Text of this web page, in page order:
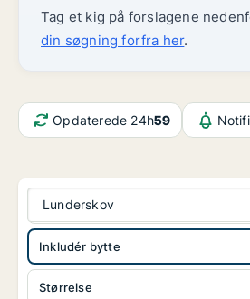
Tag et kig på forslagene
din søgning forfra her.
Opdaterede 24h59
Lunderskov
Størrelse
Inkludér bytte